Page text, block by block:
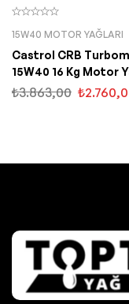
15W40 MOTOR YAĞLARI
Castrol CRB
15W40 16 Kg Motor
₺3.863,00 ₺